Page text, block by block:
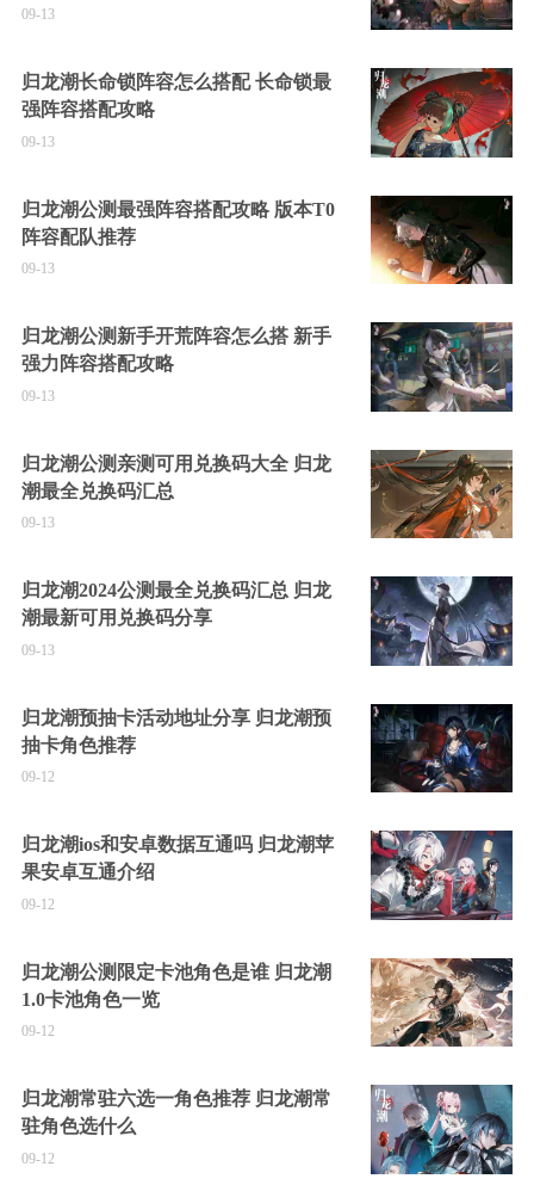
09-13
归龙潮长命锁阵容怎么搭配 长命锁最
强阵容搭配攻略
09-13
归龙潮公测最强阵容搭配攻略 版本T0
阵容配队推荐
09-13
归龙潮公测新手开荒阵容怎么搭 新手
强力阵容搭配攻略
09-13
归龙潮公测亲测可用兑换码大全 归龙
潮最全兑换码汇总
09-13
归龙潮2024公测最全兑换码汇总 归龙
潮最新可用兑换码分享
09-13
归龙潮预抽卡活动地址分享 归龙潮预
抽卡角色推荐
09-12
归龙潮ios和安卓数据互通吗 归龙潮苹
果安卓互通介绍
09-12
归龙潮公测限定卡池角色是谁 归龙潮
1.0卡池角色一览
09-12
归龙潮常驻六选一角色推荐 归龙潮常
驻角色选什么
09-12